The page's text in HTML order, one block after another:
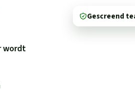
wordt
Gescreend